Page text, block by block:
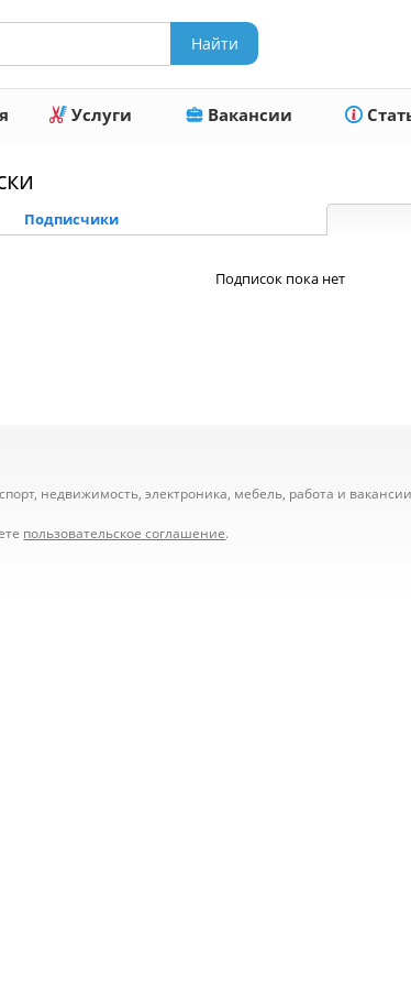
Услуги Вакансии
Подписчики
Подписок пока нет
недвижимость, электроника, мебель, работа и
пользовательское соглашение.